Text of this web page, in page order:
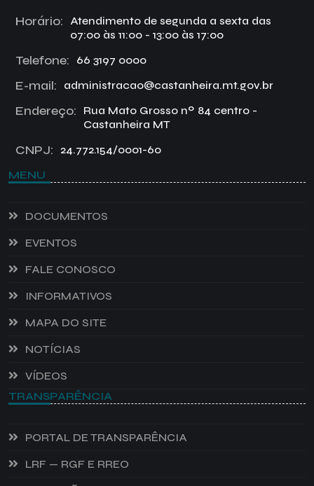
Horário:
Atendimento de segunda a sexta das
07:00 às 11:00 - 13:00 às 17:00
Telefone: 66 3197 0000
E-mail: administracao@castanheira.mt.gov.br
Endereço:
Rua Mato Grosso nº 84 centro -
Castanheira MT
CNPJ: 24.772.154/0001-60
MENU
DOCUMENTOS
EVENTOS
FALE CONOSCO
INFORMATIVOS
MAPA DO SITE
NOTÍCIAS
VÍDEOS
TRANSPARÊNCIA
PORTAL DE TRANSPARÊNCIA
LRF — RGF E RREO